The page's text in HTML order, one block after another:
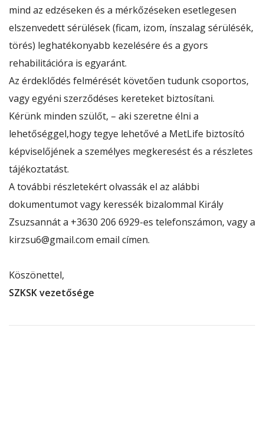
mind az edzéseken és a mérkőzéseken esetlegesen
elszenvedett sérülések (ficam, izom, ínszalag sérülésék,
törés) leghatékonyabb kezelésére és a gyors
rehabilitációra is egyaránt.
Az érdeklődés felmérését követően tudunk csoportos,
vagy egyéni szerződéses kereteket biztosítani.
Kérünk minden szülőt, – aki szeretne élni a
lehetőséggel,hogy tegye lehetővé a MetLife biztosító
képviselőjének a személyes megkeresést és a részletes
tájékoztatást.
A további részletekért olvassák el az alábbi
dokumentumot vagy keressék bizalommal Király
Zsuzsannát a +3630 206 6929-es telefonszámon, vagy a
kirzsu6@gmail.com email címen.
Köszönettel,
SZKSK vezetősége